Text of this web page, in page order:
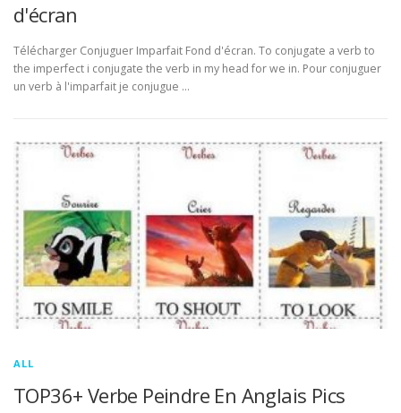
d'écran
Télécharger Conjuguer Imparfait Fond d'écran. To conjugate a verb to
the imperfect i conjugate the verb in my head for we in. Pour conjuguer
un verb à l'imparfait je conjugue …
ALL
TOP36+ Verbe Peindre En Anglais Pics